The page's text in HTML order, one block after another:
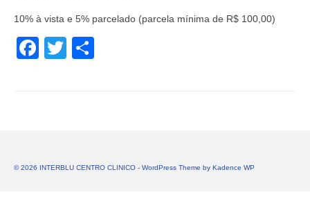
10% à vista e 5% parcelado (parcela mínima de R$ 100,00)
Facebook
Twitter
© 2026 INTERBLU CENTRO CLINICO - WordPress Theme by Kadence WP